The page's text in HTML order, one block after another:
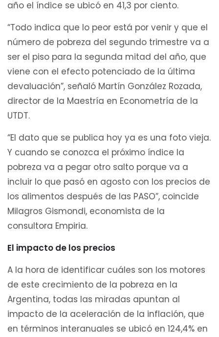
año el índice se ubicó en 41,3 por ciento.
“Todo indica que lo peor está por venir y que el
número de pobreza del segundo trimestre va a
ser el piso para la segunda mitad del año, que
viene con el efecto potenciado de la última
devaluación”, señaló Martín González Rozada,
director de la Maestría en Econometría de la
UTDT.
“El dato que se publica hoy ya es una foto vieja.
Y cuando se conozca el próximo índice la
pobreza va a pegar otro salto porque va a
incluir lo que pasó en agosto con los precios de
los alimentos después de las PASO”, coincide
Milagros Gismondi, economista de la
consultora Empiria.
El impacto de los precios
A la hora de identificar cuáles son los motores
de este crecimiento de la pobreza en la
Argentina, todas las miradas apuntan al
impacto de la aceleración de la inflación, que
en términos interanuales se ubicó en 124,4% en